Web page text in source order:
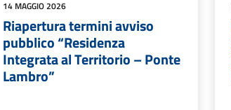
14 MAGGIO 2026
Riapertura termini avviso
pubblico “Residenza
Integrata al Territorio – Ponte
Lambro”